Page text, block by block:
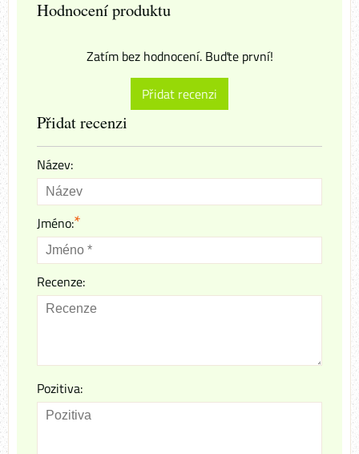
Hodnocení produktu
Zatím bez hodnocení. Buďte první!
Přidat recenzi
Přidat recenzi
Název:
Jméno:*
Recenze:
Pozitiva: